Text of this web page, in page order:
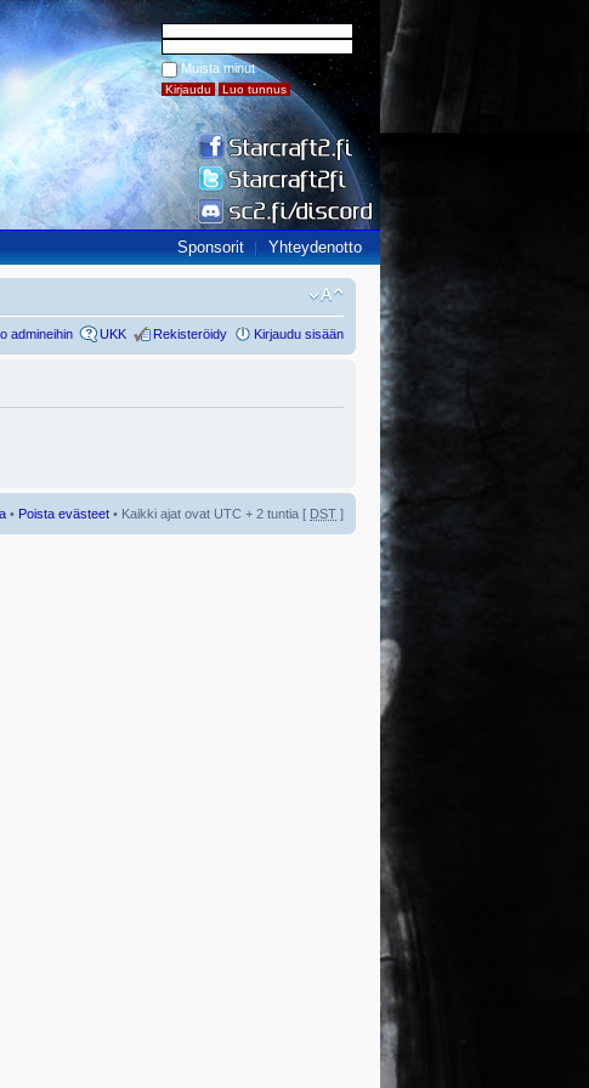
Muista minut
Sponsorit Yhteydenotto
admineihin UKK Rekisteröidy Kirjaudu sisään
• Poista evästeet • Kaikki ajat ovat UTC + 2 tuntia [ DST ]